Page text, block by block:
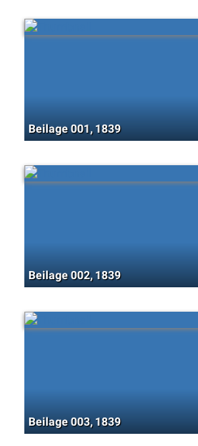
Beilage 001, 1839
Beilage 002, 1839
Beilage 003, 1839